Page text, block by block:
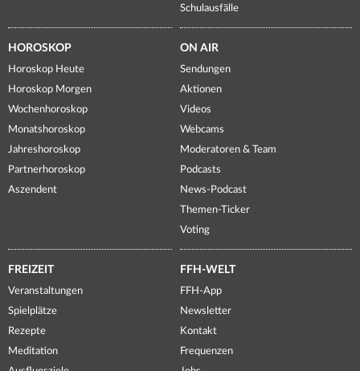
Schulausfälle
HOROSKOP
Horoskop Heute
Horoskop Morgen
Wochenhoroskop
Monatshoroskop
Jahreshoroskop
Partnerhoroskop
Aszendent
ON AIR
Sendungen
Aktionen
Videos
Webcams
Moderatoren & Team
Podcasts
News-Podcast
Themen-Ticker
Voting
FREIZEIT
Veranstaltungen
Spielplätze
Rezepte
Meditation
FFH-WELT
FFH-App
Newsletter
Kontakt
Frequenzen